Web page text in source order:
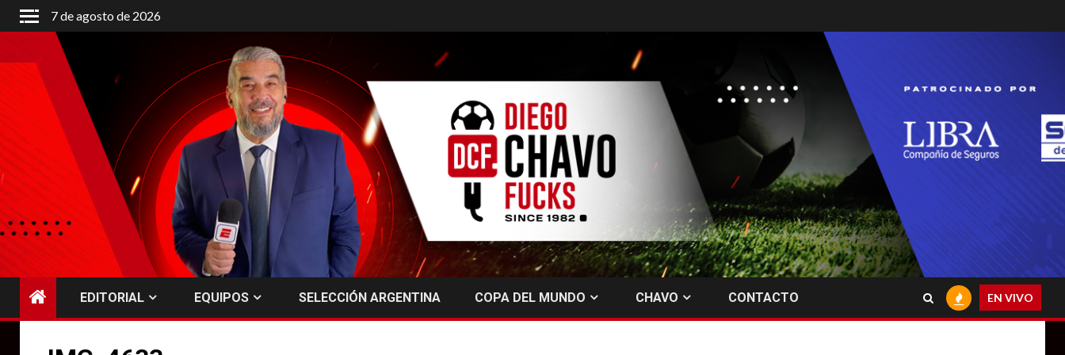
Saltar
al
7 de agosto de 2026
EDITORIAL EQUIPOS SELECCIÓN ARGENTINA COPA DEL MUNDO CHAVO CONTACTO EN VIVO